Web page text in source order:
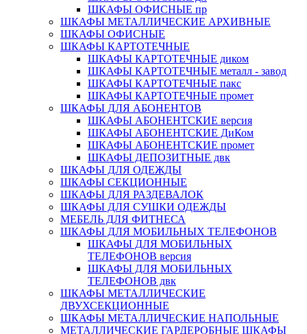
ШКАФЫ ОФИСНЫЕ пр
ШКАФЫ МЕТАЛЛИЧЕСКИЕ АРХИВНЫЕ
ШКАФЫ ОФИСНЫЕ
ШКАФЫ КАРТОТЕЧНЫЕ
ШКАФЫ КАРТОТЕЧНЫЕ диком
ШКАФЫ КАРТОТЕЧНЫЕ металл - завод
ШКАФЫ КАРТОТЕЧНЫЕ пакс
ШКАФЫ КАРТОТЕЧНЫЕ промет
ШКАФЫ ДЛЯ АБОНЕНТОВ
ШКАФЫ АБОНЕНТСКИЕ версия
ШКАФЫ АБОНЕНТСКИЕ ДиКом
ШКАФЫ АБОНЕНТСКИЕ промет
ШКАФЫ ДЕПОЗИТНЫЕ двк
ШКАФЫ ДЛЯ ОДЕЖДЫ
ШКАФЫ СЕКЦИОННЫЕ
ШКАФЫ ДЛЯ РАЗДЕВАЛОК
ШКАФЫ ДЛЯ СУШКИ ОДЕЖДЫ
МЕБЕЛЬ ДЛЯ ФИТНЕСА
ШКАФЫ ДЛЯ МОБИЛЬНЫХ ТЕЛЕФОНОВ
ШКАФЫ ДЛЯ МОБИЛЬНЫХ
ТЕЛЕФОНОВ версия
ШКАФЫ ДЛЯ МОБИЛЬНЫХ
ТЕЛЕФОНОВ двк
ШКАФЫ МЕТАЛЛИЧЕСКИЕ
ДВУХСЕКЦИОННЫЕ
ШКАФЫ МЕТАЛЛИЧЕСКИЕ НАПОЛЬНЫЕ
МЕТАЛЛИЧЕСКИЕ ГАРДЕРОБНЫЕ ШКАФЫ